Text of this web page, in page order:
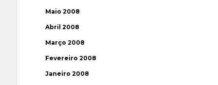
Maio 2008
Abril 2008
Março 2008
Fevereiro 2008
Janeiro 2008